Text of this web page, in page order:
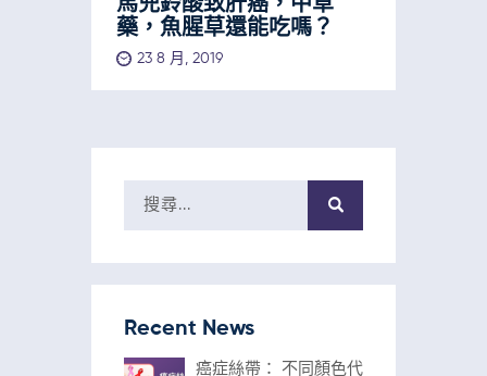
馬兜鈴酸致肝癌，中草
藥，魚腥草還能吃嗎？
23 8 月, 2019
Recent News
癌症絲帶： 不同顏色代